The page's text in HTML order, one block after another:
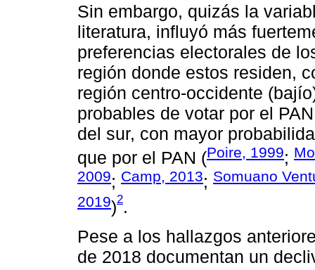
Sin embargo, quizás la
literatura, influyó más
preferencias electorales de
región donde estos residen,
región centro-occidente
probables de votar por el
del sur, con mayor
que por el PAN (Poire, 1999;
2009; Camp, 2013; Somuano
2019)2.
Pese a los hallazgos
de 2018 documentan un